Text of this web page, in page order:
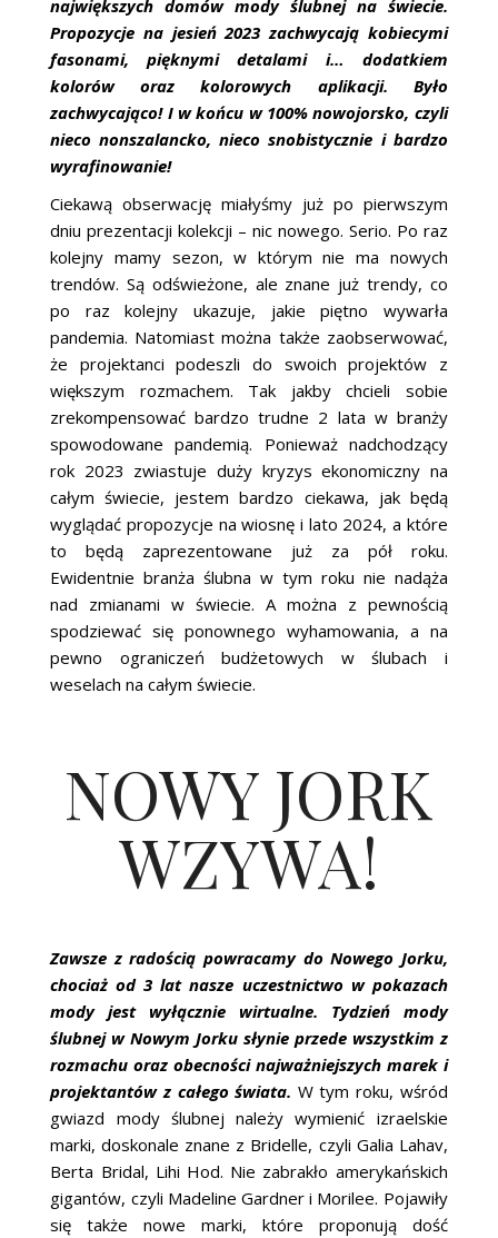
największych domów mody ślubnej na świecie.
Propozycje na jesień 2023 zachwycają kobiecymi
fasonami, pięknymi detalami i… dodatkiem
kolorów oraz kolorowych aplikacji. Było
zachwycająco! I w końcu w 100% nowojorsko, czyli
nieco nonszalancko, nieco snobistycznie i bardzo
wyrafinowanie!
Ciekawą obserwację miałyśmy już po pierwszym
dniu prezentacji kolekcji – nic nowego. Serio. Po raz
kolejny mamy sezon, w którym nie ma nowych
trendów. Są odświeżone, ale znane już trendy, co
po raz kolejny ukazuje, jakie piętno wywarła
pandemia. Natomiast można także zaobserwować,
że projektanci podeszli do swoich projektów z
większym rozmachem. Tak jakby chcieli sobie
zrekompensować bardzo trudne 2 lata w branży
spowodowane pandemią. Ponieważ nadchodzący
rok 2023 zwiastuje duży kryzys ekonomiczny na
całym świecie, jestem bardzo ciekawa, jak będą
wyglądać propozycje na wiosnę i lato 2024, a które
to będą zaprezentowane już za pół roku.
Ewidentnie branża ślubna w tym roku nie nadąża
nad zmianami w świecie. A można z pewnością
spodziewać się ponownego wyhamowania, a na
pewno ograniczeń budżetowych w ślubach i
weselach na całym świecie.
NOWY JORK
WZYWA!
Zawsze z radością powracamy do Nowego Jorku,
chociaż od 3 lat nasze uczestnictwo w pokazach
mody jest wyłącznie wirtualne. Tydzień mody
ślubnej w Nowym Jorku słynie przede wszystkim z
rozmachu oraz obecności najważniejszych marek i
projektantów z całego świata. W tym roku, wśród
gwiazd mody ślubnej należy wymienić izraelskie
marki, doskonale znane z Bridelle, czyli Galia Lahav,
Berta Bridal, Lihi Hod. Nie zabrakło amerykańskich
gigantów, czyli Madeline Gardner i Morilee. Pojawiły
się także nowe marki, które proponują dość